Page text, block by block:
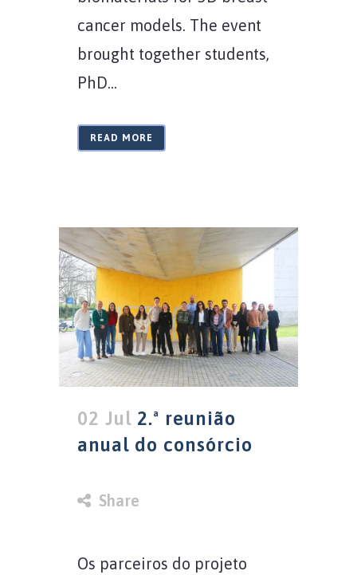
cancer models. The event
brought together students,
PhD...
READ MORE
02 Jul 2.ª reunião
anual do consórcio
Share
Os parceiros do projeto